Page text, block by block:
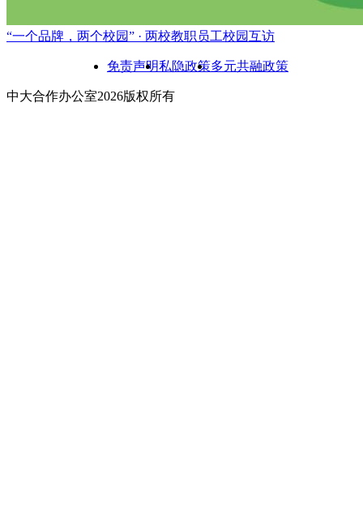
“一个品牌，两个校园” · 两校教职员工校园互访
免责声明私隐政策多元共融政策
中大合作办公室2026版权所有